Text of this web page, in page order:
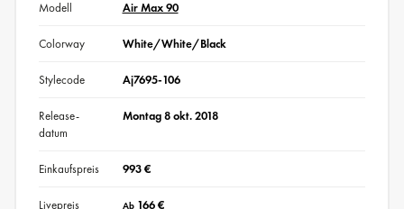
Modell Air Max 90
Colorway White/White/Black
Stylecode Aj7695-106
Release-
datum
Montag 8 okt. 2018
Einkaufspreis 993 €
Livepreis Ab166 €